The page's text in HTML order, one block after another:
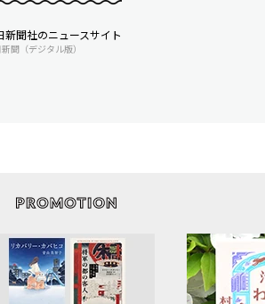
新聞社のニュースサイト
聞（デジタル版）